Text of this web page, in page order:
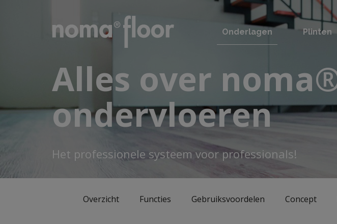
Onderlagen Plinten
Alles over
ondervloeren
Het professionele systeem voor professionals!
Overzicht Functies Gebruiksvoordelen Concept